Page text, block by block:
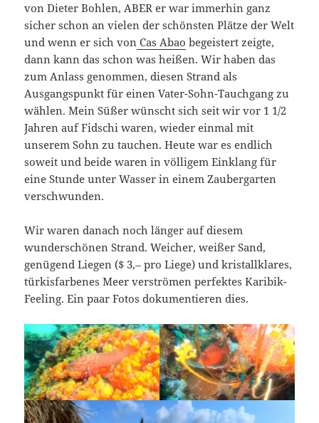
von Dieter Bohlen, ABER er war immerhin ganz
sicher schon an vielen der schönsten Plätze der Welt
und wenn er sich von Cas Abao begeistert zeigte,
dann kann das schon was heißen. Wir haben das
zum Anlass genommen, diesen Strand als
Ausgangspunkt für einen Vater-Sohn-Tauchgang zu
wählen. Mein Süßer wünscht sich seit wir vor 1 1/2
Jahren auf Fidschi waren, wieder einmal mit
unserem Sohn zu tauchen. Heute war es endlich
soweit und beide waren in völligem Einklang für
eine Stunde unter Wasser in einem Zaubergarten
verschwunden.
Wir waren danach noch länger auf diesem
wunderschönen Strand. Weicher, weißer Sand,
genügend Liegen ($ 3,– pro Liege) und kristallklares,
türkisfarbenes Meer verströmen perfektes Karibik-
Feeling. Ein paar Fotos dokumentieren dies.